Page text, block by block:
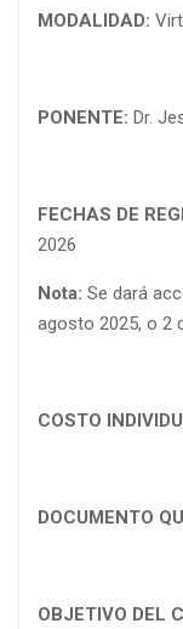
MODALIDAD:
PONENTE: Dr.
FECHAS DE
2026
Nota: Se dará
agosto 2025, o 2
COSTO
DOCUMENTO
OBJETIVO DEL